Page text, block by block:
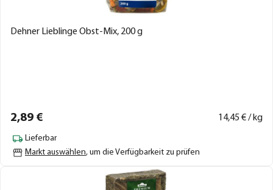
Dehner Lieblinge Obst-Mix, 200 g
2,89 € 14,45€ / kg
Lieferbar
Markt auswählen, um die Verfügbarkeit zu prüfen